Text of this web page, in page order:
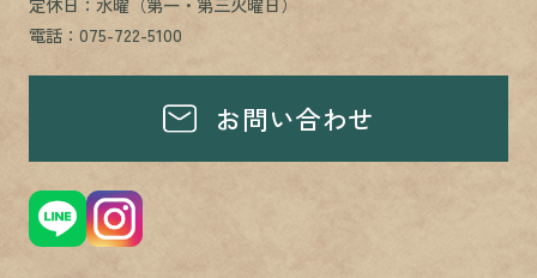
電話：075-722-5100
お問い合わせ